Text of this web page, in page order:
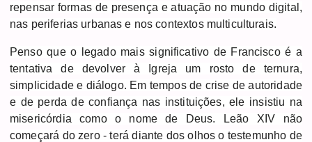
repensar formas de presença e atuação no mundo digital,
nas periferias urbanas e nos contextos multiculturais.
Penso que o legado mais significativo de Francisco é a
tentativa de devolver à Igreja um rosto de ternura,
simplicidade e diálogo. Em tempos de crise de autoridade
e de perda de confiança nas instituições, ele insistiu na
misericórdia como o nome de Deus. Leão XIV não
começará do zero - terá diante dos olhos o testemunho de